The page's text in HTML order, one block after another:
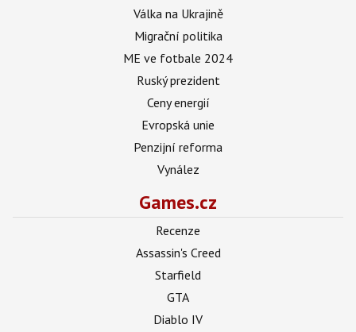
Válka na Ukrajině
Migrační politika
ME ve fotbale 2024
Ruský prezident
Ceny energií
Evropská unie
Penzijní reforma
Vynález
Games.cz
Recenze
Assassin's Creed
Starfield
GTA
Diablo IV